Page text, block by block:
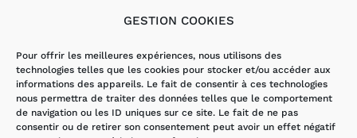
GESTION COOKIES
Pour offrir les meilleures expériences, nous utilisons des
technologies telles que les cookies pour stocker et/ou accéder aux
informations des appareils. Le fait de consentir à ces technologies
nous permettra de traiter des données telles que le comportement
de navigation ou les ID uniques sur ce site. Le fait de ne pas
consentir ou de retirer son consentement peut avoir un effet négatif
LES SERVICES
DÉPANNAGE
ÉLECTRICITÉ
VMI/VMC
RÉNOVATION
AUTRES PAGES
ACCUEIL
ACTUALITÉS
CONTACT
MENTIONS